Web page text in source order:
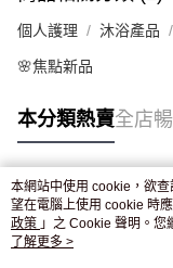
個人護理 沐浴產品
🌸焦點新品
本分類熱賣全店
熱門標籤
熱銷排行
本網站中使用 cookie，欲
望在電腦上使用 cookie 時
政策 」之 Cookie 聲明。您
條款之 Cookie 聲明使用
了解更多 >